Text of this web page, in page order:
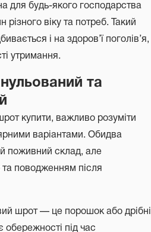
для будь-якого господарства
різного віку та потреб. Такий
і на здоров’ї поголів’я,
утримання.
та
купити, важливо розуміти
варіантами. Обидва
поживний склад, але
поводженням після
шрот — це порошок або дрібні
обережності під час